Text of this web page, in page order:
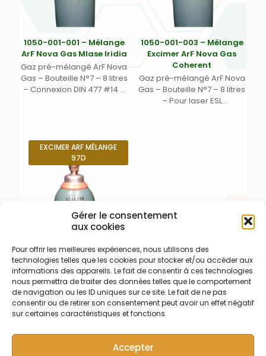
Gérer le consentement
aux cookies
Pour offrir les meilleures expériences, nous utilisons des
technologies telles que les cookies pour stocker et/ou accéder aux
informations des appareils. Le fait de consentir à ces technologies
nous permettra de traiter des données telles que le comportement
de navigation ou les ID uniques sur ce site. Le fait de ne pas
consentir ou de retirer son consentement peut avoir un effet négatif
sur certaines caractéristiques et fonctions.
Accepter
1050-001-001 – Mélange
ArF Nova Gas Mlase Iridia
Gaz pré-mélangé ArF Nova
Gas – Bouteille N°7 – 8 litres
– Connexion DIN 477 #14 –
Machines – Inclut transport
depuis le fabricant (Europe
– UK) et taxes de douanes
– Date limite d’utilisation
maximum 5 ans.
1050-001-003 – Mélange
Excimer ArF Nova Gas
Coherent
Gaz pré-mélangé ArF Nova
Gas – Bouteille N°7 – 8 litres
– Pour laser ESL
EXCIMER ARF MÉLANGE
97D
1050-001-002 – Mélange
Excimer ArF Nova Gas ATL
Gaz pré-mélangé ArF Nova
Gas – Bouteille N°7 – 8 litres
– pour source laser ATL –
Pour Analyte Excimer G2,
Teledyne Photon Machine –
Inclut transport depuis le